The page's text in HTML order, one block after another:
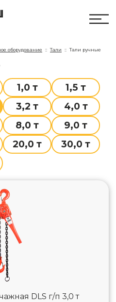
оборудование Тали Тали ручные
1,0 т
1,5 т
3,2 т
4,0 т
8,0 т
9,0 т
20,0 т
30,0 т
DLS г/п 3,0 т